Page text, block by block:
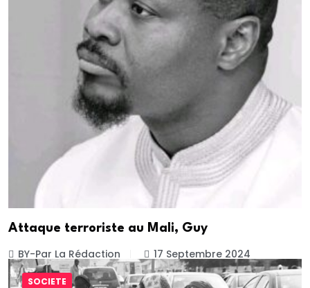
Attaque terroriste au Mali, Guy
BY-Par La Rédaction 17 Septembre 2024
SOCIETE